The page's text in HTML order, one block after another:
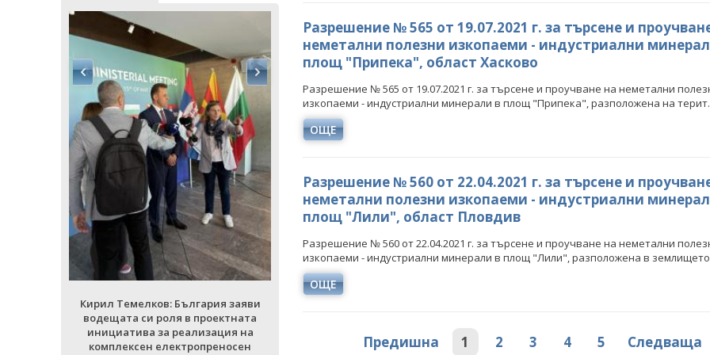
Кирил Темелков: България заяви
водещата си роля в проектната
инициатива за реализация на
комплексен електропреносен
Кирил Темелков: България заяви
водещата си роля в проектната
инициатива за реализация на
комплексен електропреносен
коридор Изток-Запад
ВСИЧКИ ФОТОГАЛЕРИИ
Кирил Темелков: България заяви
водещата си роля в проектната
коридор Изток-Запад
Разрешение № 565 от 19.07.2021 г. за търсене и
неметални полезни изкопаеми - индустриални
площ "Припека", област Хасково
Разрешение № 565 от 19.07.2021 г. за търсене и проучване на неметални
изкопаеми - индустриални минерали в площ "Припека", разположена на
ОЩЕ
Разрешение № 560 от 22.04.2021 г. за търсене и
неметални полезни изкопаеми - индустриални
площ "Лили", област Пловдив
Разрешение № 560 от 22.04.2021 г. за търсене и проучване на неметални
изкопаеми - индустриални минерали в площ "Лили", разположена в
ОЩЕ
Предишна 1 2 3 4 5 Следваща